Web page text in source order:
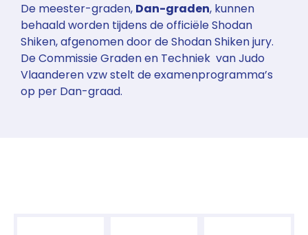
De meester-graden, Dan-graden, kunnen
behaald worden tijdens de officiële Shodan
Shiken, afgenomen door de Shodan Shiken jury.
De Commissie Graden en Techniek van Judo
Vlaanderen vzw stelt de examenprogramma’s
op per Dan-graad.